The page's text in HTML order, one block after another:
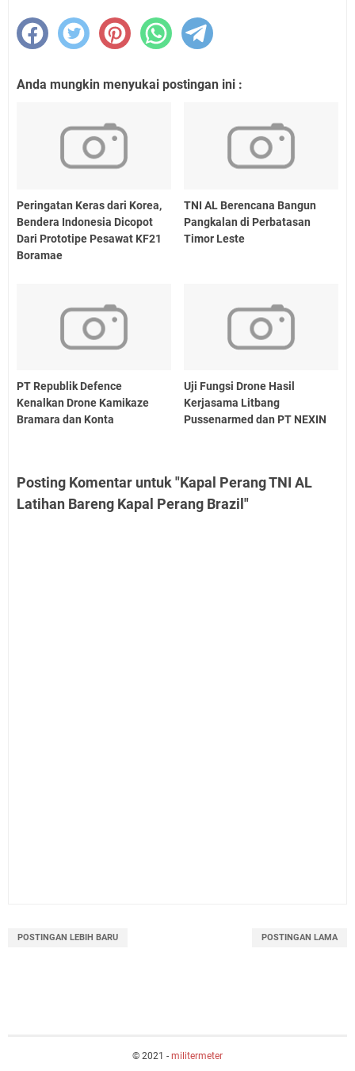
Anda mungkin menyukai postingan ini :
Peringatan Keras dari Korea,
Bendera Indonesia Dicopot
Dari Prototipe Pesawat KF21
Boramae
TNI AL Berencana Bangun
Pangkalan di Perbatasan
Timor Leste
PT Republik Defence
Kenalkan Drone Kamikaze
Bramara dan Konta
Uji Fungsi Drone Hasil
Kerjasama Litbang
Pussenarmed dan PT NEXIN
Posting Komentar untuk "Kapal Perang TNI AL
Latihan Bareng Kapal Perang Brazil"
POSTINGAN LEBIH BARU POSTINGAN LAMA
© 2021 - militermeter